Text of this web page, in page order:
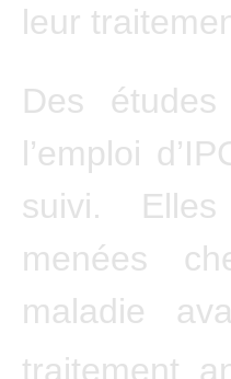
leur
Des
l’emploi
suivi.
menées
maladie
traitement